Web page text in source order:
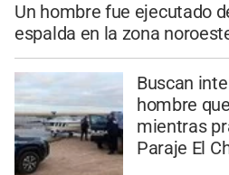
Un hombre fue ejecutado
espalda en la zona
Buscan
hombre
mientras
Paraje El